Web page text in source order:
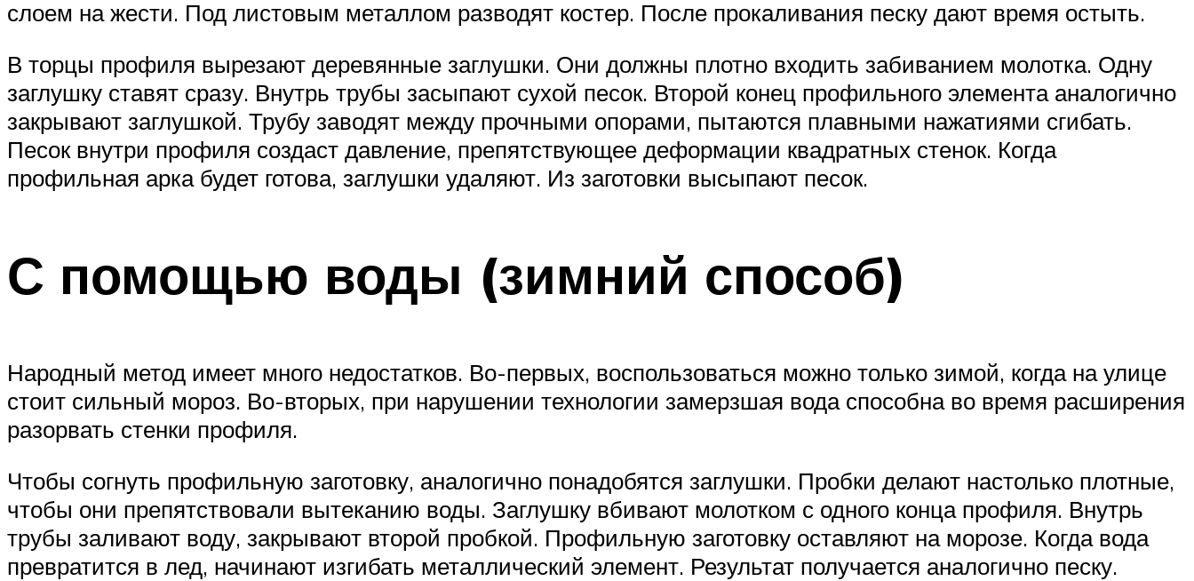
слоем на жести. Под листовым металлом разводят костер. После прокаливания песку дают время остыть.
В торцы профиля вырезают деревянные заглушки. Они должны плотно входить забиванием молотка. Одну
заглушку ставят сразу. Внутрь трубы засыпают сухой песок. Второй конец профильного элемента аналогично
закрывают заглушкой. Трубу заводят между прочными опорами, пытаются плавными нажатиями сгибать.
Песок внутри профиля создаст давление, препятствующее деформации квадратных стенок. Когда
профильная арка будет готова, заглушки удаляют. Из заготовки высыпают песок.
С помощью воды (зимний способ)
Народный метод имеет много недостатков. Во-первых, воспользоваться можно только зимой, когда на улице
стоит сильный мороз. Во-вторых, при нарушении технологии замерзшая вода способна во время расширения
разорвать стенки профиля.
Чтобы согнуть профильную заготовку, аналогично понадобятся заглушки. Пробки делают настолько плотные,
чтобы они препятствовали вытеканию воды. Заглушку вбивают молотком с одного конца профиля. Внутрь
трубы заливают воду, закрывают второй пробкой. Профильную заготовку оставляют на морозе. Когда вода
превратится в лед, начинают изгибать металлический элемент. Результат получается аналогично песку.